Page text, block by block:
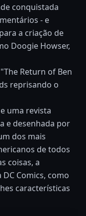
conquistada
- e
a criação de
Doogie Howser,
Return of Ben
reprisando o
uma revista
e desenhada por
dos mais
de todos
coisas, a
Comics, como
características